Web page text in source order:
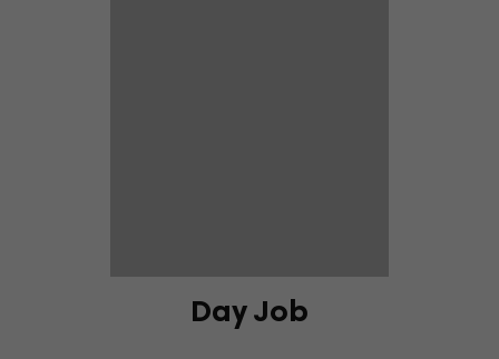
Day Job